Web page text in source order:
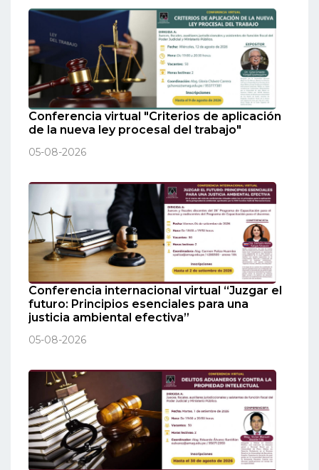
Conferencia virtual "Criterios de aplicación
de la nueva ley procesal del trabajo"
05-08-2026
Conferencia internacional virtual “Juzgar el
futuro: Principios esenciales para una
justicia ambiental efectiva”
05-08-2026